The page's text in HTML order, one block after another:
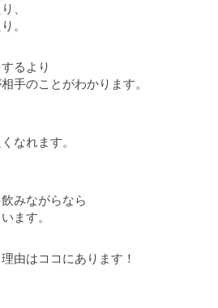
、
。
るより
手のことがわかります。
なれます。
みながらなら
ます。
由はココにあります！